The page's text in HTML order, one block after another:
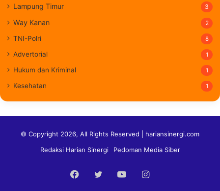
Lampung Timur 3
Way Kanan 2
TNI-Polri 8
Advertorial 1
Hukum dan Kriminal 1
Kesehatan 1
© Copyright 2026, All Rights Reserved | hariansinergi.com
Redaksi Harian Sinergi
Pedoman Media Siber
Facebook
TwitterYouTubeInstagram